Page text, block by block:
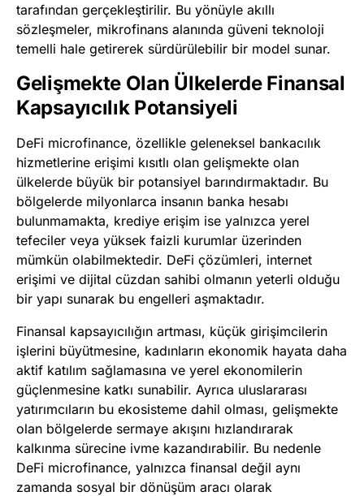
tarafından gerçekleştirilir. Bu yönüyle akıllı
sözleşmeler, mikrofinans alanında güveni teknoloji
temelli hale getirerek sürdürülebilir bir model sunar.
Gelişmekte Olan Ülkelerde Finansal
Kapsayıcılık Potansiyeli
DeFi microfinance, özellikle geleneksel bankacılık
hizmetlerine erişimi kısıtlı olan gelişmekte olan
ülkelerde büyük bir potansiyel barındırmaktadır. Bu
bölgelerde milyonlarca insanın banka hesabı
bulunmamakta, krediye erişim ise yalnızca yerel
tefeciler veya yüksek faizli kurumlar üzerinden
mümkün olabilmektedir. DeFi çözümleri, internet
erişimi ve dijital cüzdan sahibi olmanın yeterli olduğu
bir yapı sunarak bu engelleri aşmaktadır.
Finansal kapsayıcılığın artması, küçük girişimcilerin
işlerini büyütmesine, kadınların ekonomik hayata daha
aktif katılım sağlamasına ve yerel ekonomilerin
güçlenmesine katkı sunabilir. Ayrıca uluslararası
yatırımcıların bu ekosisteme dahil olması, gelişmekte
olan bölgelerde sermaye akışını hızlandırarak
kalkınma sürecine ivme kazandırabilir. Bu nedenle
DeFi microfinance, yalnızca finansal değil aynı
zamanda sosyal bir dönüşüm aracı olarak